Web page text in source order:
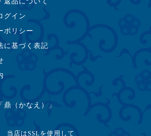
グイン
ポリシー
に基づく表記
（かなえ）」
当店はSSLを使用して